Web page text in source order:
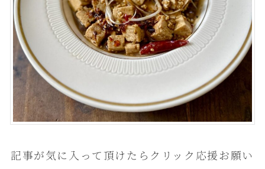
記事が気に入って頂けたらクリック応援お願い